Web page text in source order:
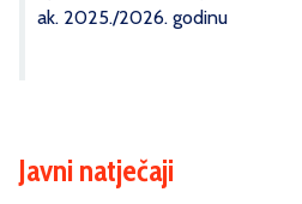
ak. 2025./2026. godinu
Javni natječaji